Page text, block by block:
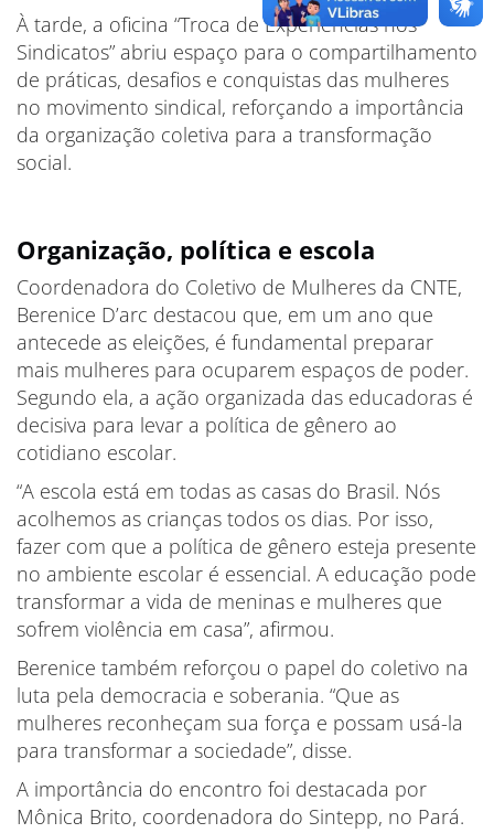
À tarde, a oficina “Troca de Experiências nos
Sindicatos” abriu espaço para o compartilhamento
de práticas, desafios e conquistas das mulheres
no movimento sindical, reforçando a importância
da organização coletiva para a transformação
social.
Organização, política e escola
Coordenadora do Coletivo de Mulheres da CNTE,
Berenice D’arc destacou que, em um ano que
antecede as eleições, é fundamental preparar
mais mulheres para ocuparem espaços de poder.
Segundo ela, a ação organizada das educadoras é
decisiva para levar a política de gênero ao
cotidiano escolar.
“A escola está em todas as casas do Brasil. Nós
acolhemos as crianças todos os dias. Por isso,
fazer com que a política de gênero esteja presente
no ambiente escolar é essencial. A educação pode
transformar a vida de meninas e mulheres que
sofrem violência em casa”, afirmou.
Berenice também reforçou o papel do coletivo na
luta pela democracia e soberania. “Que as
mulheres reconheçam sua força e possam usá-la
para transformar a sociedade”, disse.
A importância do encontro foi destacada por
Mônica Brito, coordenadora do Sintepp, no Pará.